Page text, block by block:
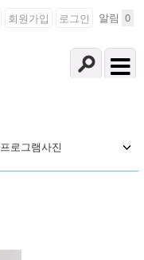
회원가입 로그인 알림 0
프로그램사진